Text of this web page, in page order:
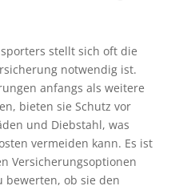
stellt sich oft die
notwendig ist.
anfangs als weitere
bieten sie Schutz vor
und Diebstahl, was
vermeiden kann. Es ist
Versicherungsoptionen
bewerten, ob sie den